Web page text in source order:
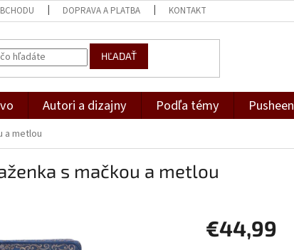
DOPRAVA A PLATBA KONTAKT
HĽADAŤ
Autori a dizajny Podľa témy Pusheen
a metlou
s mačkou a metlou
€44,99